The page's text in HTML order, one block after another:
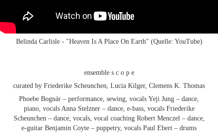
Belinda Carlisle - "Heaven Is A Place On Earth" (Quelle: YouTube)
ensemble s c o p e
curated by Friederike Scheunchen, Lucia Kilger, Clemens K. Thomas
Phoebe Bognár – performance, sewing, vocals Yeji Jung – dance,
piano, vocals Anna Stelzner – dance, e-bass, vocals Friederike
Scheunchen – dance, vocals, vocal coaching Robert Menczel – dance,
e-guitar Benjamin Coyte – puppetry, vocals Paul Ebert – drums